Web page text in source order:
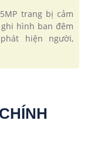
trang bị cảm
hình ban đêm
hiện người,